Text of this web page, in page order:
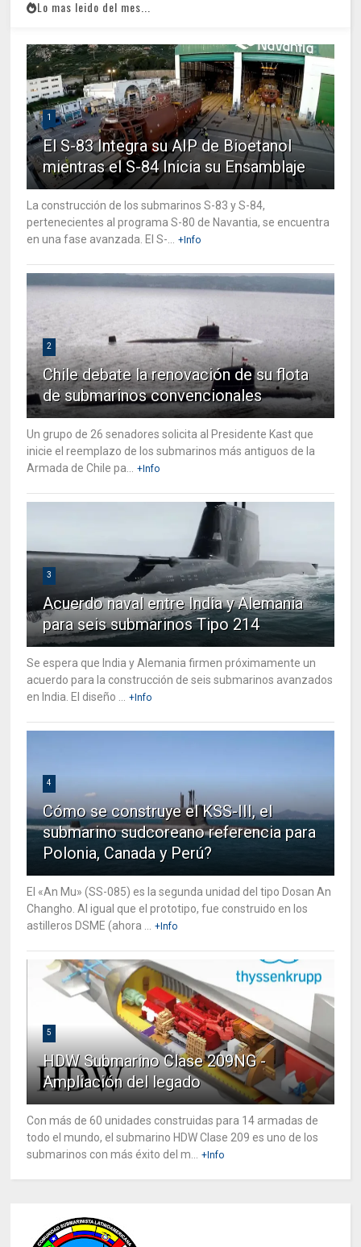
Lo mas leido del mes...
1
El S-83 Integra su AIP de Bioetanol
mientras el S-84 Inicia su Ensamblaje
La construcción de los submarinos S-83 y S-84,
pertenecientes al programa S-80 de Navantia, se encuentra
en una fase avanzada. El S-...
+Info
2
Chile debate la renovación de su flota
de submarinos convencionales
Un grupo de 26 senadores solicita al Presidente Kast que
inicie el reemplazo de los submarinos más antiguos de la
Armada de Chile pa...
+Info
3
Acuerdo naval entre India y Alemania
para seis submarinos Tipo 214
Se espera que India y Alemania firmen próximamente un
acuerdo para la construcción de seis submarinos avanzados
en India. El diseño ...
+Info
4
Cómo se construye el KSS-III, el
submarino sudcoreano referencia para
Polonia, Canada y Perú?
El «An Mu» (SS-085) es la segunda unidad del tipo Dosan An
Changho. Al igual que el prototipo, fue construido en los
astilleros DSME (ahora ...
+Info
5
HDW Submarino Clase 209NG -
Ampliación del legado
Con más de 60 unidades construidas para 14 armadas de
todo el mundo, el submarino HDW Clase 209 es uno de los
submarinos con más éxito del m...
+Info